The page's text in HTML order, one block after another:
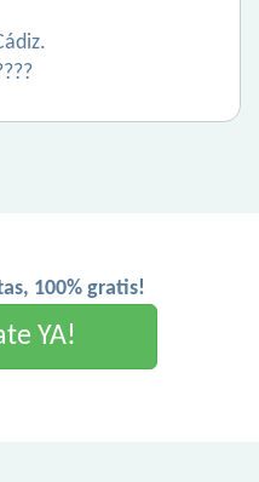
100% gratis!
YA!